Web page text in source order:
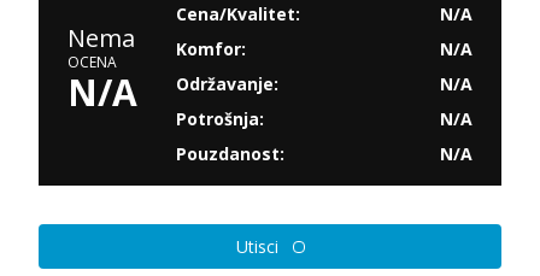
Nema
OCENA
N/A
Cena/Kvalitet:
N/A
Komfor:
N/A
Održavanje:
N/A
Potrošnja:
N/A
Pouzdanost:
N/A
Utisci